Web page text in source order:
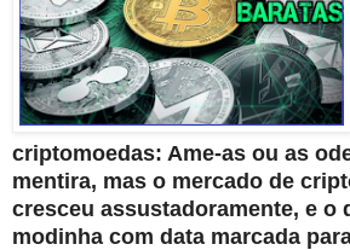
criptomoedas: Ame-as ou as
mentira, mas o mercado de
cresceu assustadoramente, e o
modinha com data marcada